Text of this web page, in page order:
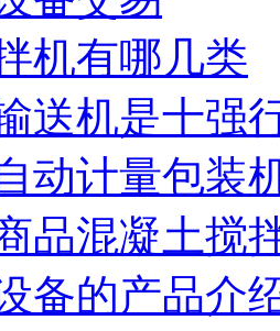
机有哪几类
送机是十强
动计量包装
品混凝土搅
备的产品介